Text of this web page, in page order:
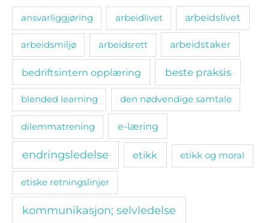
ansvarliggjøring arbeidlivet arbeidslivet
arbeidsmiljø arbeidsrett arbeidstaker
bedriftsintern opplæring beste praksis
blended learning den nødvendige samtale
dilemmatrening e-læring
endringsledelse etikk etikk og moral
etiske retningslinjer
kommunikasjon; selvledelse